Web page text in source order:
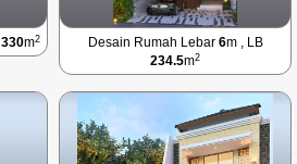
330m2 Desain Rumah Lebar 6m , LB
234.5m2